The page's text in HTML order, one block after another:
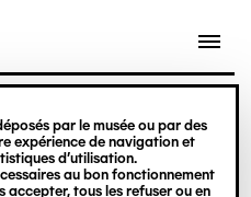
par le musée ou par des
expérience de navigation et
d’utilisation.
au bon fonctionnement
accepter, tous les refuser ou en